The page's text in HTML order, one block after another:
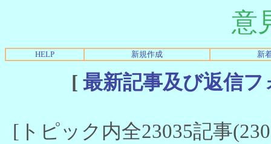
意
HELP 新規作成 新
[ 最新記事及び返信
[トピック内全23035記事